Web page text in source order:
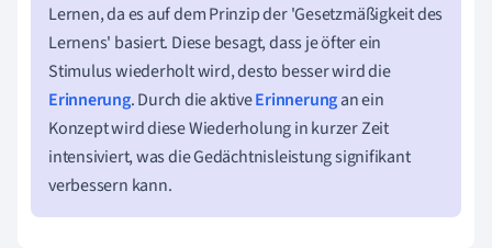
Lernen, da es auf dem Prinzip der 'Gesetzmäßigkeit des
Lernens' basiert. Diese besagt, dass je öfter ein
Stimulus wiederholt wird, desto besser wird die
Erinnerung. Durch die aktiveErinnerungan ein
Konzept wird diese Wiederholung in kurzer Zeit
intensiviert, was die Gedächtnisleistung signifikant
verbessern kann.